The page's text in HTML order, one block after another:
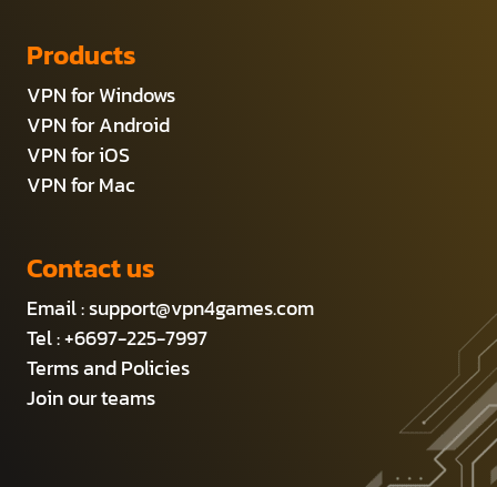
Products
VPN for Windows
VPN for Android
VPN for iOS
VPN for Mac
Contact us
Email :support@vpn4games.com
Tel : +6697-225-7997
Terms and Policies
Join our teams